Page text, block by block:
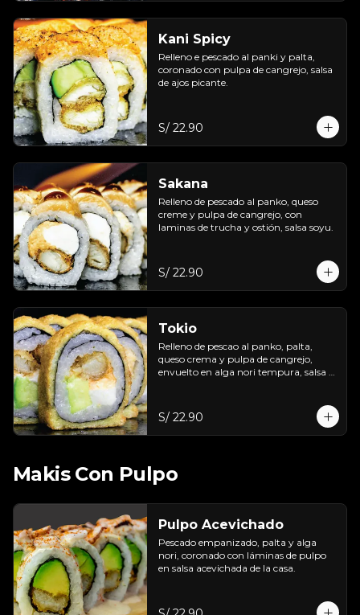
Kani Spicy
Relleno e pescado al panki y palta,
coronado con pulpa de cangrejo, salsa
de ajos picante.
S/ 22.90
Sakana
Relleno de pescado al panko, queso
creme y pulpa de cangrejo, con
laminas de trucha y ostión, salsa soyu.
S/ 22.90
Tokio
Relleno de pescao al panko, palta,
queso crema y pulpa de cangrejo,
envuelto en alga nori tempura, salsa
S/ 22.90
Makis Con Pulpo
Pulpo Acevichado
Pescado empanizado, palta y alga
nori, coronado con láminas de pulpo
en salsa acevichada de la casa.